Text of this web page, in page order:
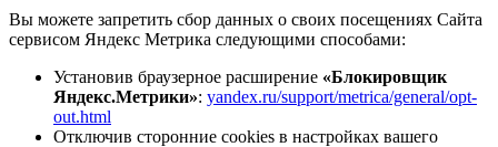
Вы можете запретить сбор данных о своих посещениях Сайта
сервисом Яндекс Метрика следующими способами:
Установив браузерное расширение «Блокировщик
Яндекс.Метрики»: yandex.ru/support/metrica/general/opt-
out.html
Отключив сторонние cookies в настройках вашего